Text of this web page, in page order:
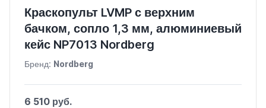
Краскопульт LVMP с верхним
бачком, сопло 1,3 мм, алюминиевый
кейс NP7013 Nordberg
Бренд: Nordberg
6 510 руб.